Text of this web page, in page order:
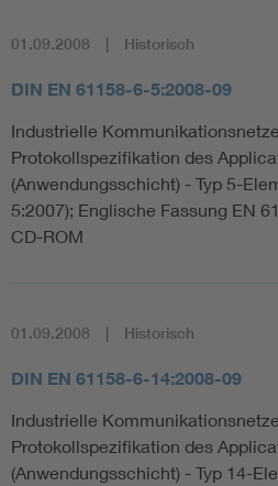
01.09.2008 Historisch
DIN EN 61158-6-5:2008-09
Industrielle
Protokollspezifikation des
(Anwendungsschicht) - Typ 5-
5:2007); Englische Fassung EN
CD-ROM
01.09.2008 Historisch
DIN EN 61158-6-14:2008-09
Industrielle
Protokollspezifikation des
(Anwendungsschicht) - Typ 14-